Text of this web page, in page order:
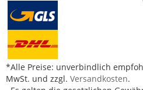
*Alle Preise: unverbindlich
MwSt. und zzgl. Versandkosten.